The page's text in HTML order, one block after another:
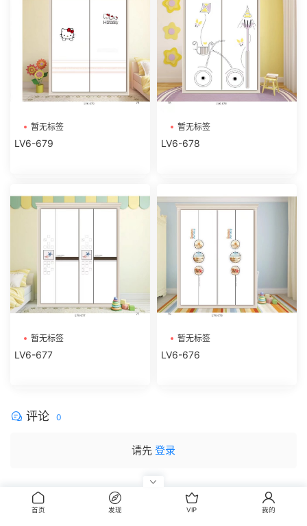
暂无标签
LV6-679
暂无标签
LV6-678
暂无标签
LV6-677
暂无标签
LV6-676
评论 0
请先 登录
首页 发现 VIP 我的